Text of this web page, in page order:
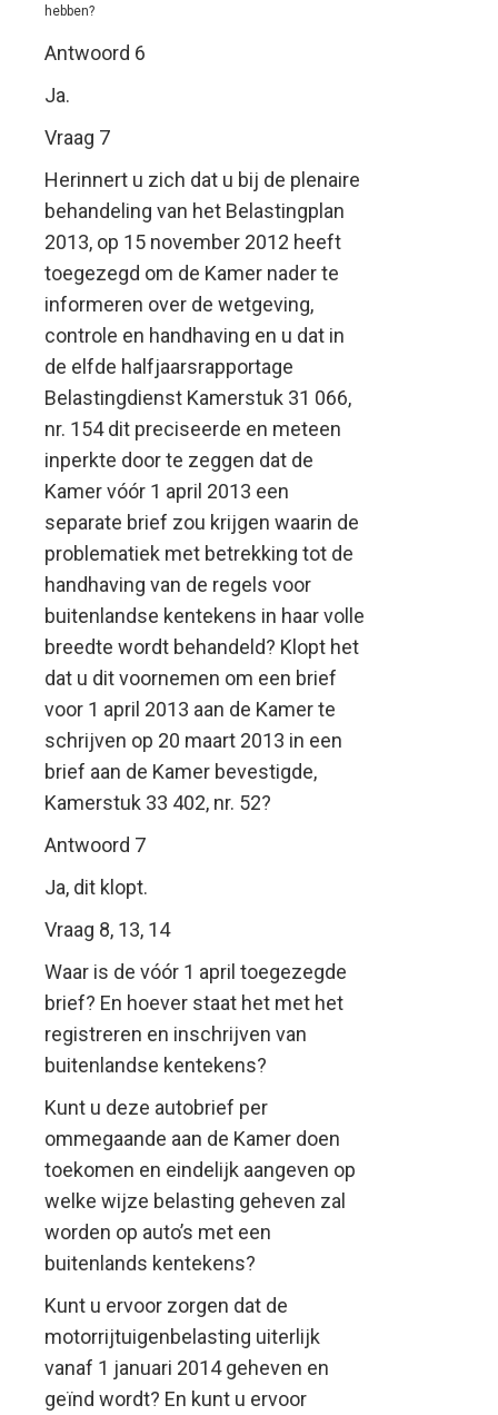
hebben?
Antwoord 6
Ja.
Vraag 7
Herinnert u zich dat u bij de plenaire
behandeling van het Belastingplan
2013, op 15 november 2012 heeft
toegezegd om de Kamer nader te
informeren over de wetgeving,
controle en handhaving en u dat in
de elfde halfjaarsrapportage
Belastingdienst Kamerstuk 31 066,
nr. 154 dit preciseerde en meteen
inperkte door te zeggen dat de
Kamer vóór 1 april 2013 een
separate brief zou krijgen waarin de
problematiek met betrekking tot de
handhaving van de regels voor
buitenlandse kentekens in haar volle
breedte wordt behandeld? Klopt het
dat u dit voornemen om een brief
voor 1 april 2013 aan de Kamer te
schrijven op 20 maart 2013 in een
brief aan de Kamer bevestigde,
Kamerstuk 33 402, nr. 52?
Antwoord 7
Ja, dit klopt.
Vraag 8, 13, 14
Waar is de vóór 1 april toegezegde
brief? En hoever staat het met het
registreren en inschrijven van
buitenlandse kentekens?
Kunt u deze autobrief per
ommegaande aan de Kamer doen
toekomen en eindelijk aangeven op
welke wijze belasting geheven zal
worden op auto’s met een
buitenlands kentekens?
Kunt u ervoor zorgen dat de
motorrijtuigenbelasting uiterlijk
vanaf 1 januari 2014 geheven en
geïnd wordt? En kunt u ervoor